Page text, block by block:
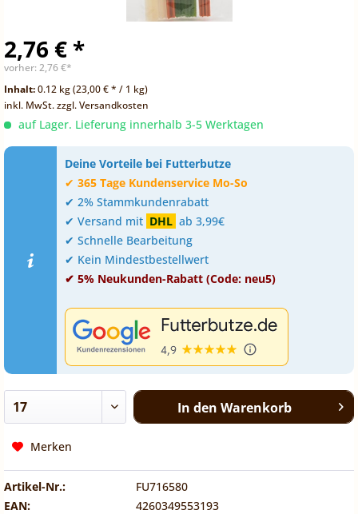
2,76 € *
vorher: 2,76 €*
Inhalt:0.12 kg (23,00 € * / 1 kg)
inkl. MwSt.zzgl. Versandkosten
auf Lager. Lieferung innerhalb 3-5 Werktagen
Deine Vorteile bei Futterbutze
✔ 365 Tage Kundenservice Mo-So
✔ 2% Stammkundenrabatt
✔ Versand mit DHL ab 3,99€
✔ Schnelle Bearbeitung
✔ Kein Mindestbestellwert
✔ 5% Neukunden-Rabatt (Code: neu5)
In den Warenkorb
Merken
Artikel-Nr.:
FU716580
EAN:
4260349553193